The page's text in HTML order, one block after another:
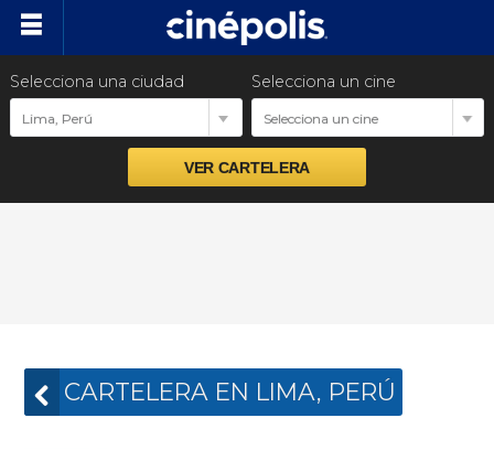
Cartelera
Próximos estrenos
Preventas
Selecciona una ciudad
Lima, Perú
Selecciona un cine
Selecciona un cine
CARTELERA EN LIMA, PERÚ